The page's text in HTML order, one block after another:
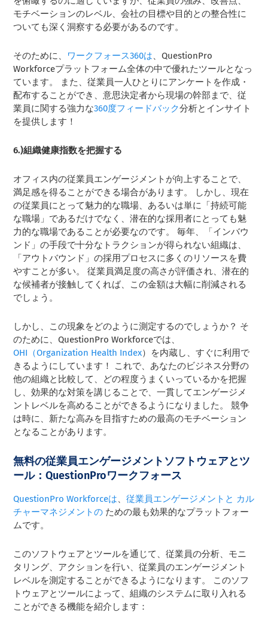
モチベーションのレベル、会社の目標や目的との整合性に
ついても深く洞察する必要があるのです。
そのために、 ワークフォース360は、QuestionPro
Workforceプラットフォーム全体の中で優れたツールとなっ
ています。 また、従業員一人ひとりにアンケートを作成・
配布することができ、意思決定者から現場の幹部まで、従
業員に関する強力な360度フィードバック分析とインサイト
を提供します！
6.)組織健康指数を把握する
オフィス内の従業員エンゲージメントが向上することで、
満足感を得ることができる場合があります。 しかし、現在
の従業員にとって魅力的な職場、あるいは単に「持続可能
な職場」であるだけでなく、潜在的な採用者にとっても魅
力的な職場であることが必要なのです。 毎年、「インバウ
ンド」の手段で十分なトラクションが得られない組織は、
「アウトバウンド」の採用プロセスに多くのリソースを費
やすことが多い。 従業員満足度の高さが評価され、潜在的
な候補者が接触してくれば、この金額は大幅に削減される
でしょう。
しかし、この現象をどのように測定するのでしょうか？ そ
のために、QuestionPro Workforceでは、
OHI（Organization Health Index）を内蔵し、すぐに利用で
きるようにしています！ これで、あなたのビジネス分野の
他の組織と比較して、どの程度うまくいっているかを把握
し、効果的な対策を講じることで、一貫してエンゲージメ
ントレベルを高めることができるようになりました。 競争
は時に、新たな高みを目指すための最高のモチベーション
となることがあります。
無料の従業員エンゲージメントソフトウェアとツ
ール：QuestionProワークフォース
QuestionPro Workforceは、従業員エンゲージメントと カル
チャーマネジメントの ための最も効果的なプラットフォー
ムです。
このソフトウェアとツールを通じて、従業員の分析、モニ
タリング、アクションを行い、従業員のエンゲージメント
レベルを測定することができるようになります。 このソフ
トウェアとツールによって、組織のシステムに取り入れる
ことができる機能を紹介します：